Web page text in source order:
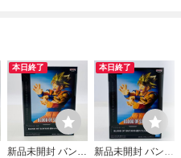
本日終了
新品未開封 バンプ
本日終了
新品未開封 バンプ